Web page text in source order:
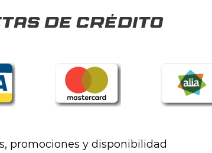
de crédito
promociones y disponibilidad